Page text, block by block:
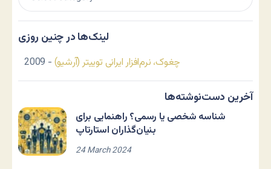
لینک‌ها در چنین روزی
چغوک، نرم‌افزار ایرانی توییتر (آرشیو) - 2009
آخرین دست‌نوشته‌ها
شناسه شخصی یا رسمی؟ راهنمایی برای
بنیان‌گذاران استارتاپ
24 March 2024